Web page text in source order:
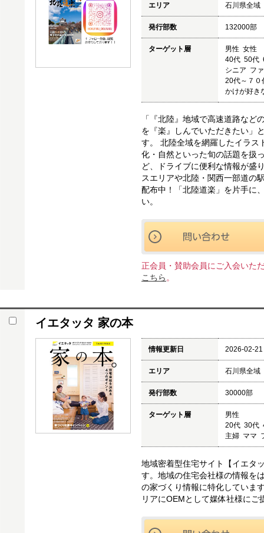
エリア 石川県全域
発行部数 132000部
ターゲット層
男性 女性
40代 50代
シニア フ
20代～７０
かけが好き
「『北陸』地域で高速道路など
を『楽』しんでいただきたい」
す。 北陸全域を網羅したイラス
化・自然といった旬の話題を扱
ど、ドライブに便利な情報が盛
スエリアや北陸・関西一部道の
配布中！「北陸道楽」を片手に
い。
正会員・賛助会員にご入会いた
こちら 。
イエタッタ 家の本
情報更新日 2026-02-
エリア 石川県全域
発行部数 30000部
ターゲット層
男性
20代 30代
主婦 ママ
地域密着型住宅サイト【イエタ
す。地域の住宅会社様の情報を
の家づくり情報に特化していま
リアにOEMとして媒体社様に